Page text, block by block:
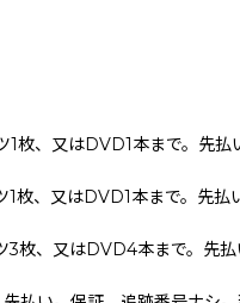
1枚、又はDVD1本まで。先払
1枚、又はDVD1本まで。先払
3枚、又はDVD4本まで。先